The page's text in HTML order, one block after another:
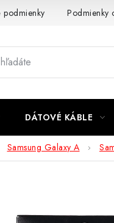
Podmienky
DÁTOVÉ KÁBLE
Samsung Galaxy A